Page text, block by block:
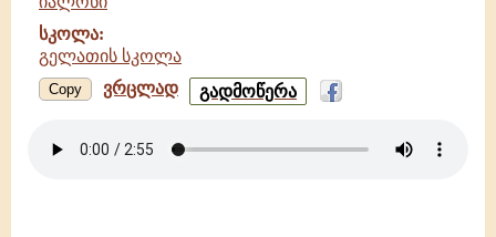
სკოლა:
გელათის სკოლა
Copy ვრცლად შენ
დამამყარებელო
იალონი
გადმოწერა